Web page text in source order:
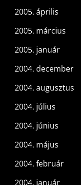
2005. április
2005. március
2005. január
2004. december
2004. augusztus
2004. július
2004. június
2004. május
2004. február
2004. január